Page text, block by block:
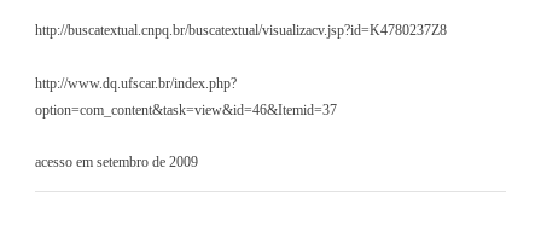
http://buscatextual.cnpq.br/buscatextual/visualizacv.jsp?id=K4780237Z8
http://www.dq.ufscar.br/index.php?
option=com_content&task=view&id=46&Itemid=37
acesso em setembro de 2009